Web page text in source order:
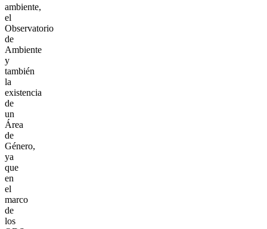
ambiente,
el
Observatorio
de
Ambiente
y
también
la
existencia
de
un
Área
de
Género,
ya
que
en
el
marco
de
los